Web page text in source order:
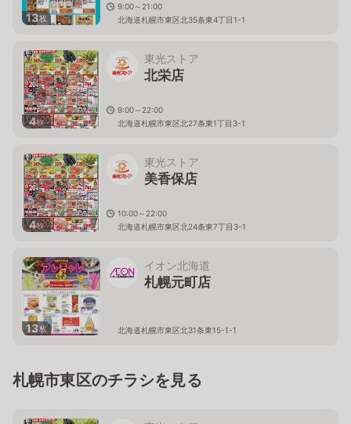
13枚
9:00～21:00
北海道札幌市東区北35条東4丁目1-1
4枚
東光ストア
北栄店
9:00～22:00
北海道札幌市東区北27条東1丁目3-1
4枚
東光ストア
美香保店
10:00～22:00
北海道札幌市東区北24条東7丁目3-1
13枚
イオン北海道
札幌元町店
北海道札幌市東区北31条東15-1-1
札幌市東区のチラシを見る